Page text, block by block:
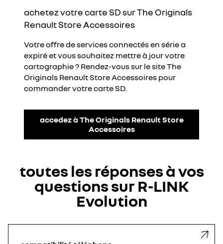
achetez votre carte SD sur The Originals
Renault Store Accessoires
Votre offre de services connectés en série a
expiré et vous souhaitez mettre à jour votre
cartographie ? Rendez-vous sur le site The
Originals Renault Store Accessoires pour
commander votre carte SD.
accedez à The Originals Renault Store
Accessoires
toutes les réponses à vos
questions sur R-LINK
Evolution